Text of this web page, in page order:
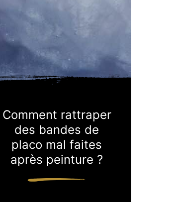
Comment rattraper
des bandes de
placo mal faites
après peinture ?